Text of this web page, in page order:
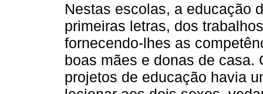
Nestas escolas, a educação
primeiras letras, dos
fornecendo-lhes as
boas mães e donas de casa.
projetos de educação havia